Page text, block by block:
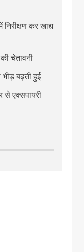
निरीक्षण कर खाद्य
चेतावनी
भीड़ बढ़ती हुई
से एक्सपायरी